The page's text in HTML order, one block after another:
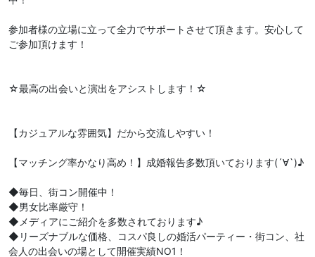
参加者様の立場に立って全力でサポートさせて頂きます。安心して
ご参加頂けます！
☆最高の出会いと演出をアシストします！☆
【カジュアルな雰囲気】だから交流しやすい！
【マッチング率かなり高め！】成婚報告多数頂いております(´∀`)♪
◆毎日、街コン開催中！
◆男女比率厳守！
◆メディアにご紹介を多数されております♪
◆リーズナブルな価格、コスパ良しの婚活パーティー・街コン、社
会人の出会いの場として開催実績NO1！